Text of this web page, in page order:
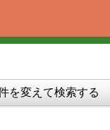
を変えて検索する